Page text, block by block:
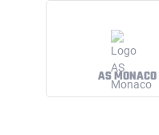
AS MONACO